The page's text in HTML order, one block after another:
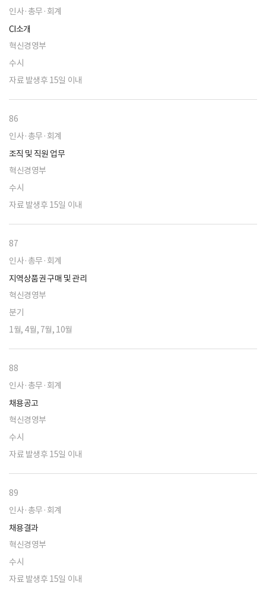
인사·총무·회계
CI소개
혁신경영부
수시
자료 발생후 15일 이내
86
인사·총무·회계
조직 및 직원 업무
혁신경영부
수시
자료 발생후 15일 이내
87
인사·총무·회계
지역상품권 구매 및 관리
혁신경영부
분기
1월, 4월, 7월, 10월
88
인사·총무·회계
채용공고
혁신경영부
수시
자료 발생후 15일 이내
89
인사·총무·회계
채용결과
혁신경영부
수시
자료 발생후 15일 이내